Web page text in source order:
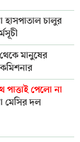
হাসপাতাল চালুর
মানুষের
পাত্তাই পেলো না
মেসির দল